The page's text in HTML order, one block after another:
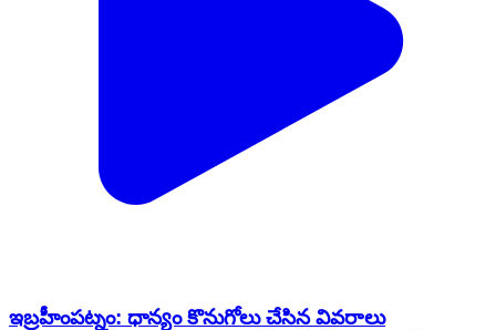
ఇబ్రహీంపట్నం: ధాన్యం కొనుగోలు చేసిన వివరాలు